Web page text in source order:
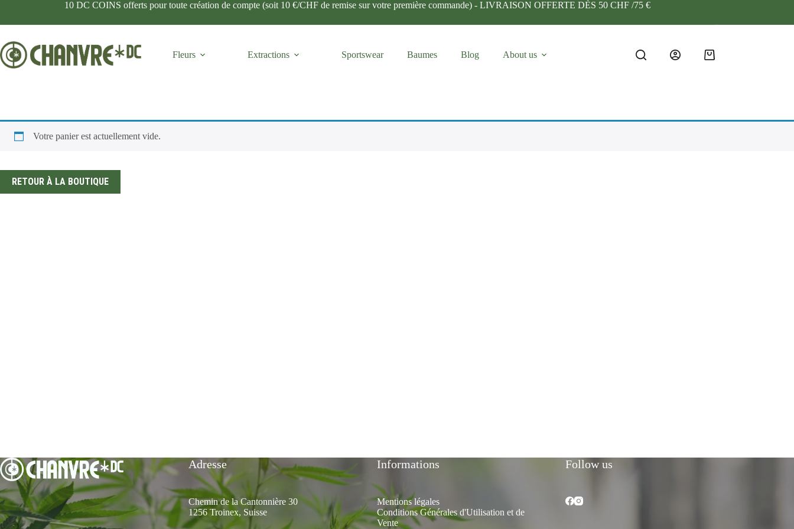
10 DC COINS offerts pour toute création de compte (soit 10 €/CHF de remise sur votre première commande) - LIVRAISON OFFERTE DÈS 50 CHF /75 €
Fleurs Extractions Sportswear Baumes Blog About us
Votre panier est actuellement vide.
RETOUR À LA BOUTIQUE
Adresse
Chemin de la Cantonnière 30
1256 Troinex, Suisse
Informations
Mentions légales
Conditions Générales d'Utilisation et de
Vente
Follow us